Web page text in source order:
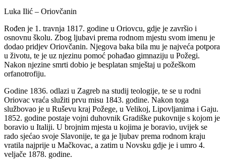
Luka Ilić – Oriovčanin
Rođen je 1. travnja 1817. godine u Oriovcu, gdje je završio i
osnovnu školu. Zbog ljubavi prema rodnom mjestu svom imenu je
dodao pridjev Oriovčanin. Njegova baka bila mu je najveća potpora
u životu, te je uz njezinu pomoć pohađao gimnaziju u Požegi.
Nakon njezine smrti dobio je besplatan smještaj u požeškom
orfanotrofiju.
Godine 1836. odlazi u Zagreb na studij teologije, te se u rodni
Oriovac vraća služiti prvu misu 1843. godine. Nakon toga
službovao je u Ruševu kraj Požege, u Velikoj, Lipovljanima i Gaju.
1852. godine postaje vojni duhovnik Gradiške pukovnije s kojom je
boravio u Italiji. U brojnim mjesta u kojima je boravio, uvijek se
rado sjećao svoje Slavonije, te ga je ljubav prema rodnom kraju
vratila najprije u Mačkovac, a zatim u Novsku gdje je i umro 4.
veljače 1878. godine.